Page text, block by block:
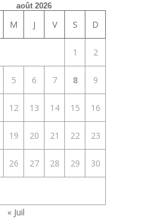
août 2026
M J V S D
1 2
5 6 7 8 9
12 13 14 15 16
19 20 21 22 23
26 27 28 29 30
« Juil